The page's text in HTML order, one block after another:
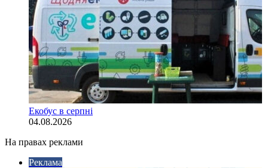
Екобус в серпні
04.08.2026
На правах реклами
Реклама